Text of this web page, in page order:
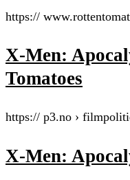
https://
X-Men:
Tomatoes
https:// p3.no ›
X-Men: